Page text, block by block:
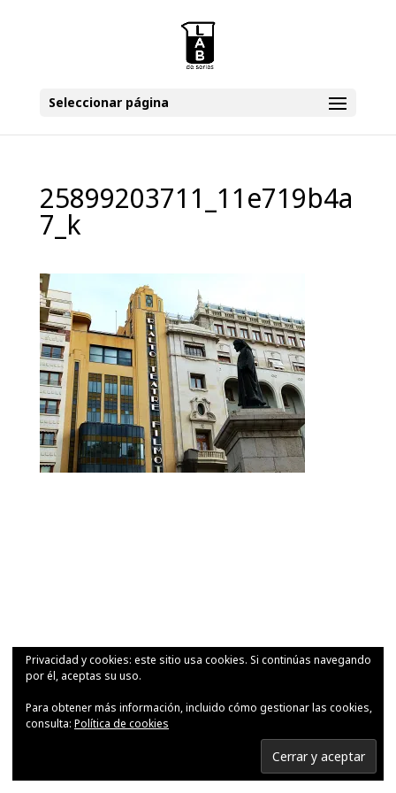
Seleccionar página
25899203711_11e719b4a
7_k
Privacidad y cookies: este sitio usa cookies. Si continúas navegando
por él, aceptas su uso.
Para obtener más información, incluido cómo gestionar las cookies,
consulta: Política de cookies